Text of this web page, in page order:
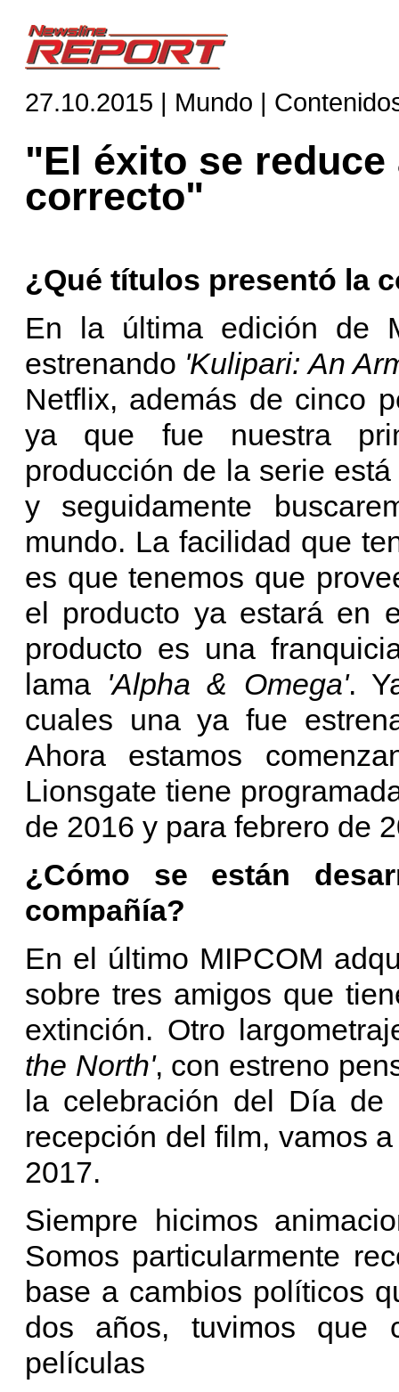
27.10.2015 | Mundo |
"El éxito se
correcto"
¿Qué títulos presentó la
En la última edición de
estrenando 'Kulipari: An
Netflix, además de cinco
ya que fue nuestra
producción de la serie
y seguidamente
mundo. La facilidad que
es que tenemos que
el producto ya estará en
producto es una
lama 'Alpha & Omega'.
cuales una ya fue
Ahora estamos
Lionsgate tiene
de 2016 y para febrero de
¿Cómo se están
compañía?
En el último MIPCOM
sobre tres amigos que
extinción. Otro
the North', con estreno
la celebración del Día
recepción del film, vamos
2017.
Siempre hicimos
Somos particularmente
base a cambios políticos
dos años, tuvimos que
películas